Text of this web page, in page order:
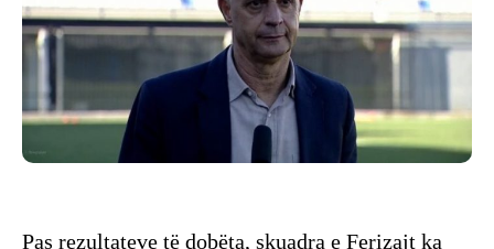
Pas rezultateve të dobëta, skuadra e Ferizajt ka